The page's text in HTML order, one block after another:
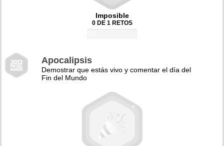
Imposible
0 DE 1 RETOS
Apocalipsis
Demostrar que estás vivo y comentar el día del
Fin del Mundo